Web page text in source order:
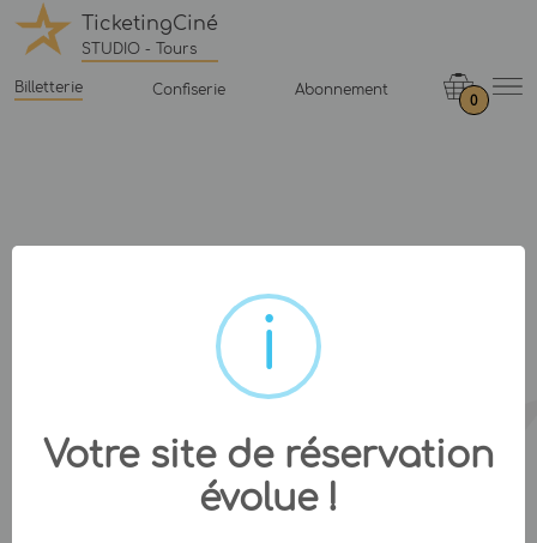
TicketingCiné
STUDIO - Tours
Billetterie Confiserie Abonnement
0
Votre site de réservation
évolue !